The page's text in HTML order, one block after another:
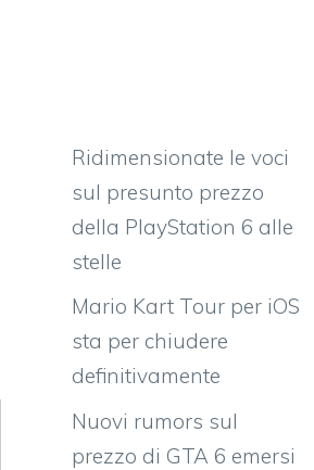
Ridimensionate le voci
sul presunto prezzo
della PlayStation 6 alle
stelle
Mario Kart Tour per iOS
sta per chiudere
definitivamente
Nuovi rumors sul
prezzo di GTA 6 emersi